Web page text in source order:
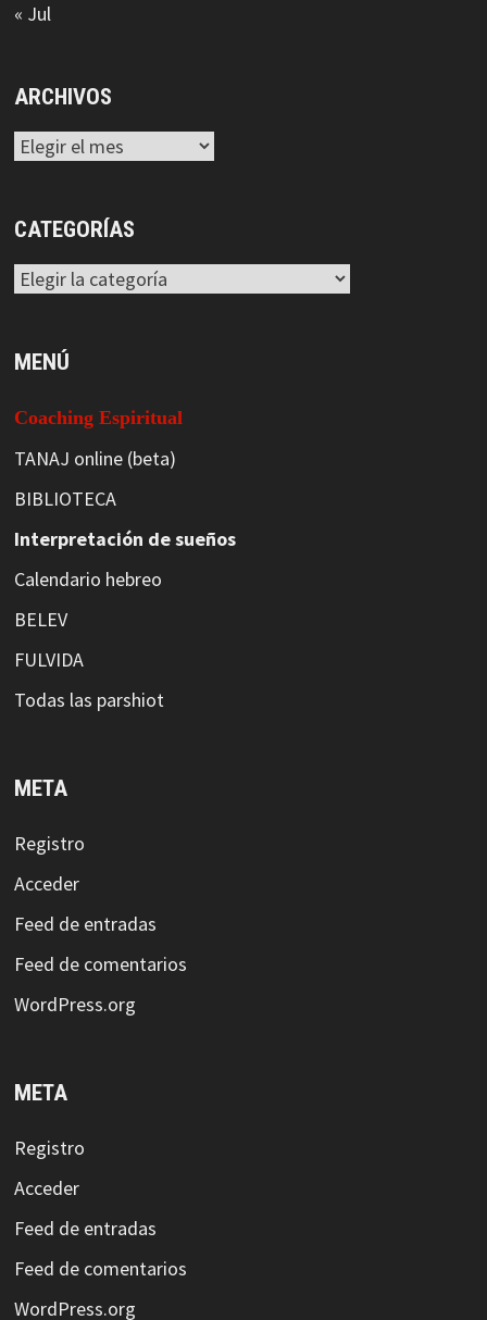
« Jul
ARCHIVOS
Archivos
CATEGORÍAS
Categorías
MENÚ
Coaching Espiritual
TANAJ online (beta)
BIBLIOTECA
Interpretación de sueños
Calendario hebreo
BELEV
FULVIDA
Todas las parshiot
META
Registro
Acceder
Feed de entradas
Feed de comentarios
WordPress.org
META
Registro
Acceder
Feed de entradas
Feed de comentarios
WordPress.org